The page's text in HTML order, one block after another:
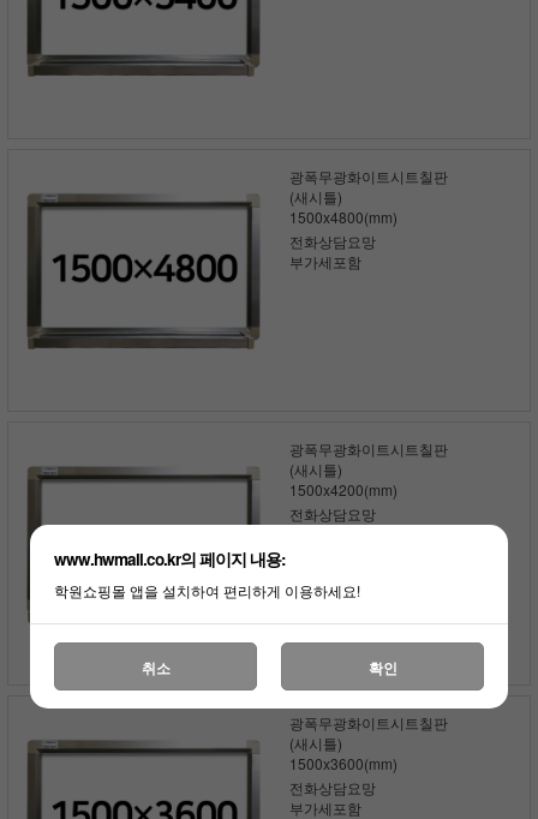
광폭무광화이트시트칠판
(새시틀)
1500x4800(mm)
전화상담요망
부가세포함
광폭무광화이트시트칠판
(새시틀)
1500x4200(mm)
전화상담요망
광폭무광화이트시트칠판
(새시틀)
1500x3600(mm)
전화상담요망
부가세포함
www.hwmall.co.kr의 페이지 내용:
학원쇼핑몰 앱을 설치하여 편리하게 이용하세요!
취소 확인